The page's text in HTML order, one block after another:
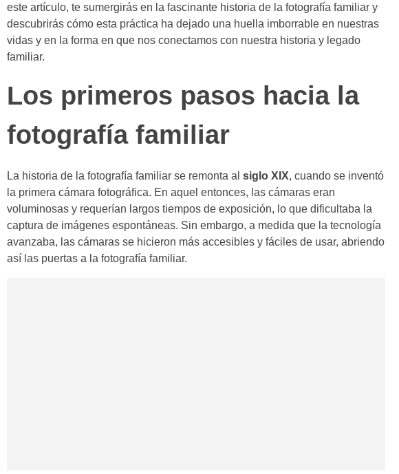
este artículo, te sumergirás en la fascinante historia de la fotografía familiar y
descubrirás cómo esta práctica ha dejado una huella imborrable en nuestras
vidas y en la forma en que nos conectamos con nuestra historia y legado
familiar.
Los primeros pasos hacia la
fotografía familiar
La historia de la fotografía familiar se remonta al siglo XIX, cuando se inventó
la primera cámara fotográfica. En aquel entonces, las cámaras eran
voluminosas y requerían largos tiempos de exposición, lo que dificultaba la
captura de imágenes espontáneas. Sin embargo, a medida que la tecnología
avanzaba, las cámaras se hicieron más accesibles y fáciles de usar, abriendo
así las puertas a la fotografía familiar.